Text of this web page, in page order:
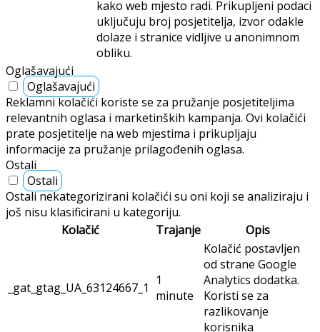
kako web mjesto radi. Prikupljeni podaci
uključuju broj posjetitelja, izvor odakle
dolaze i stranice vidljive u anonimnom
obliku.
Oglašavajući
Oglašavajući
Reklamni kolačići koriste se za pružanje posjetiteljima
relevantnih oglasa i marketinških kampanja. Ovi kolačići
prate posjetitelje na web mjestima i prikupljaju
informacije za pružanje prilagođenih oglasa.
Ostali
Ostali
Ostali nekategorizirani kolačići su oni koji se analiziraju i
još nisu klasificirani u kategoriju.
Kolačić
Trajanje Opis
_gat_gtag_UA_63124667_1
1
minute
Kolačić postavljen
od strane Google
Analytics dodatka.
Koristi se za
razlikovanje
korisnika